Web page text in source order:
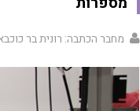
מחבר הכתבה: רונית בר